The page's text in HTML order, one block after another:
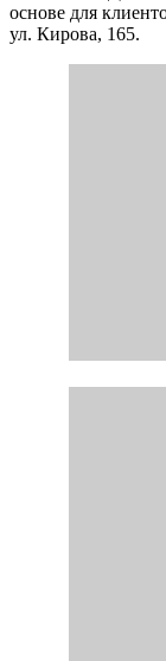
основе для
ул. Кирова, 165.